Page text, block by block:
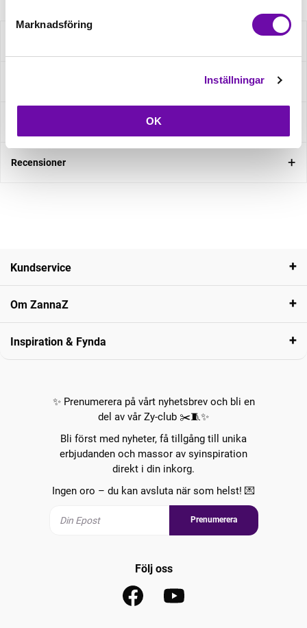
Marknadsföring
Inställningar
OK
Recensioner
Kundservice
Om ZannaZ
Inspiration & Fynda
✨ Prenumerera på vårt nyhetsbrev och bli en
del av vår Zy-club ✂️🧵✨
Bli först med nyheter, få tillgång till unika
erbjudanden och massor av syinspiration
direkt i din inkorg.
Ingen oro – du kan avsluta när som helst! 💌
Prenumerera
Följ oss